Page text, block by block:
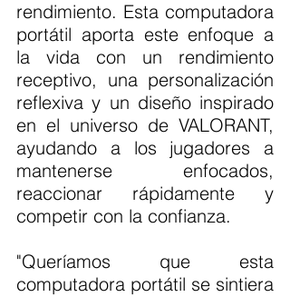
rendimiento. Esta computadora
portátil aporta este enfoque a
la vida con un rendimiento
receptivo, una personalización
reflexiva y un diseño inspirado
en el universo de VALORANT,
ayudando a los jugadores a
mantenerse enfocados,
reaccionar rápidamente y
competir con la confianza.
"Queríamos que esta
computadora portátil se sintiera